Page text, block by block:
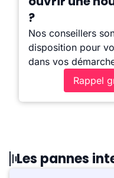
?
Nos conseillers
disposition pour
dans vos
Rappel
Les pannes